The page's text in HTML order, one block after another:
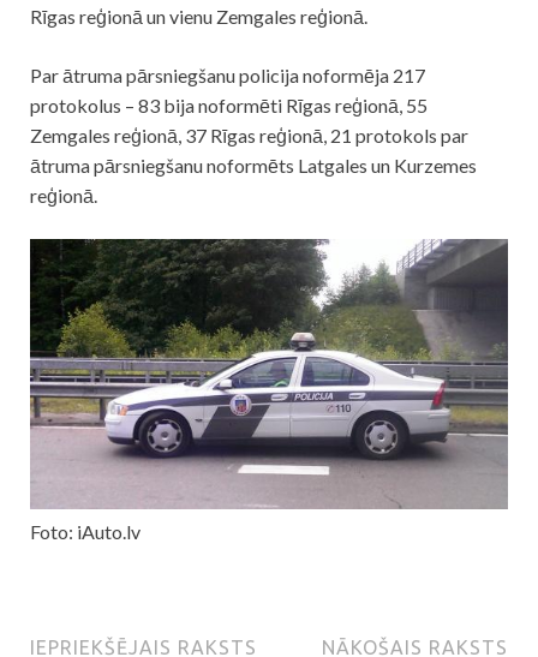
Rīgas reģionā un vienu Zemgales reģionā.
Par ātruma pārsniegšanu policija noformēja 217
protokolus – 83 bija noformēti Rīgas reģionā, 55
Zemgales reģionā, 37 Rīgas reģionā, 21 protokols par
ātruma pārsniegšanu noformēts Latgales un Kurzemes
reģionā.
Foto: iAuto.lv
IEPRIEKŠĒJAIS RAKSTS NĀKOŠAIS RAKSTS